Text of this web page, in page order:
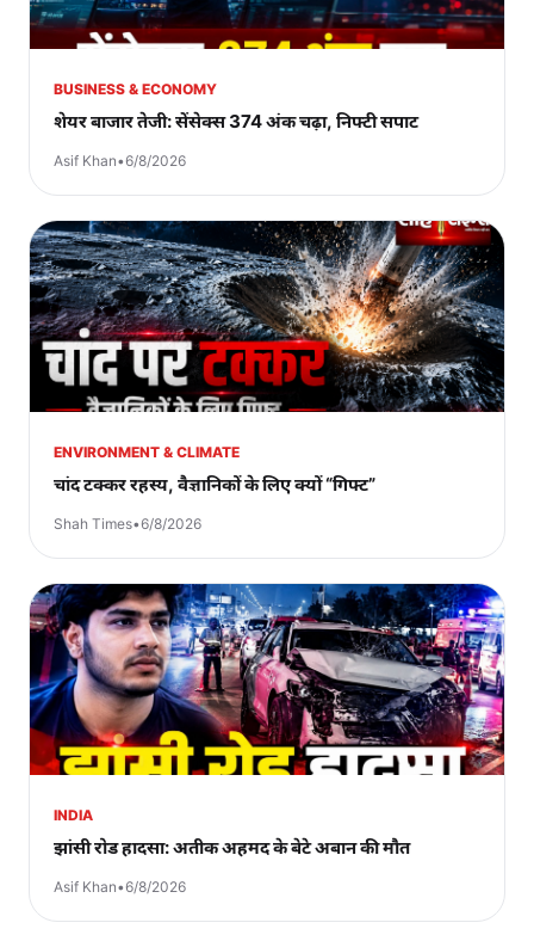
BUSINESS & ECONOMY
शेयर बाजार तेजी: सेंसेक्स 374 अंक चढ़ा, निफ्टी सपाट
Asif Khan•6/8/2026
ENVIRONMENT & CLIMATE
चांद टक्कर रहस्य, वैज्ञानिकों के लिए क्यों “गिफ्ट”
Shah Times•6/8/2026
INDIA
झांसी रोड हादसा: अतीक अहमद के बेटे अबान की मौत
Asif Khan•6/8/2026